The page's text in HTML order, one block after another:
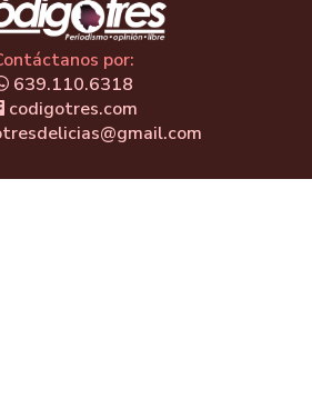
por:
639.110.6318
codigotres.com